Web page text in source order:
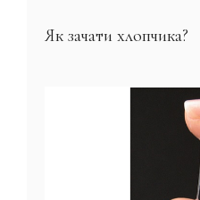
Як зачати хлопчика?